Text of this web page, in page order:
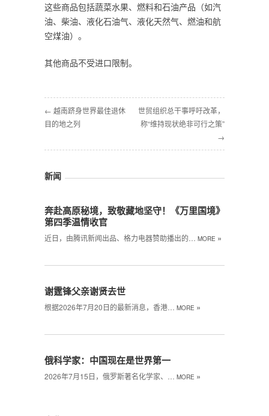
这些商品包括蔬菜水果、燃料和石油产品（如汽
油、柴油、液化石油气、液化天然气、燃油和航
空煤油）。
其他商品不受进口限制。
← 越南跻身世界最佳退休
目的地之列
世贸组织总干事呼吁改革，
称“维持现状绝非可行之策”
→
新闻
奔赴高原秘境，致敬藏地坚守！《万里国境》
第四季温情收官
近日，由腾讯新闻出品、格力电器赞助播出的… MORE »
谢霆锋父亲谢贤去世
根据2026年7月20日的最新消息，香港… MORE »
俄科学家：中国现在是世界第一
2026年7月15日，俄罗斯著名化学家、… MORE »